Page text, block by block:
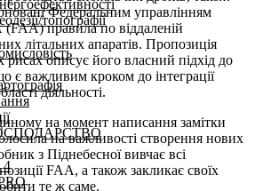
топографії
4
Федеральним управлінням
(FAA) правила по віддаленій
літальних апаратів. Пропозиція
рисах описує його власний підхід до
є важливим кроком до інтеграції
діяльності.
на момент написання замітки
на важливості створення нових
з Піднебесної вивчає всі
FAA, а також закликає своїх
те ж саме.